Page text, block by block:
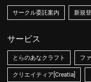
サークル委託案内 新規
サービス
とらのあなクラフト フ
クリエイティア[Creatia]